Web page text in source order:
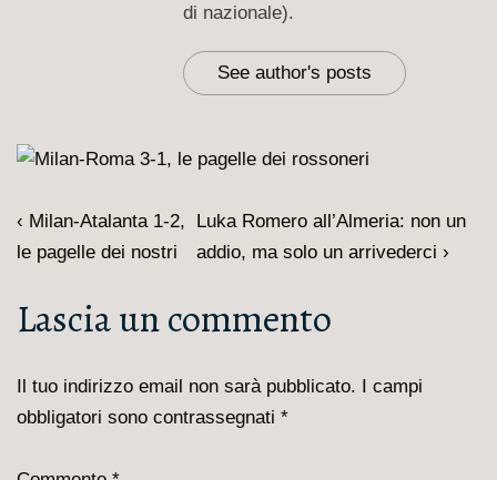
di nazionale).
See author's posts
Navigazione
articoli
L'articolo
precedente
‹ Milan-Atalanta 1-2,
le pagelle dei nostri
Il
prossimo
è
Luka Romero all’Almeria: non un
addio, ma solo un arrivederci ›
Lascia un commento
Il tuo indirizzo email non sarà pubblicato. I campi
obbligatori sono contrassegnati *